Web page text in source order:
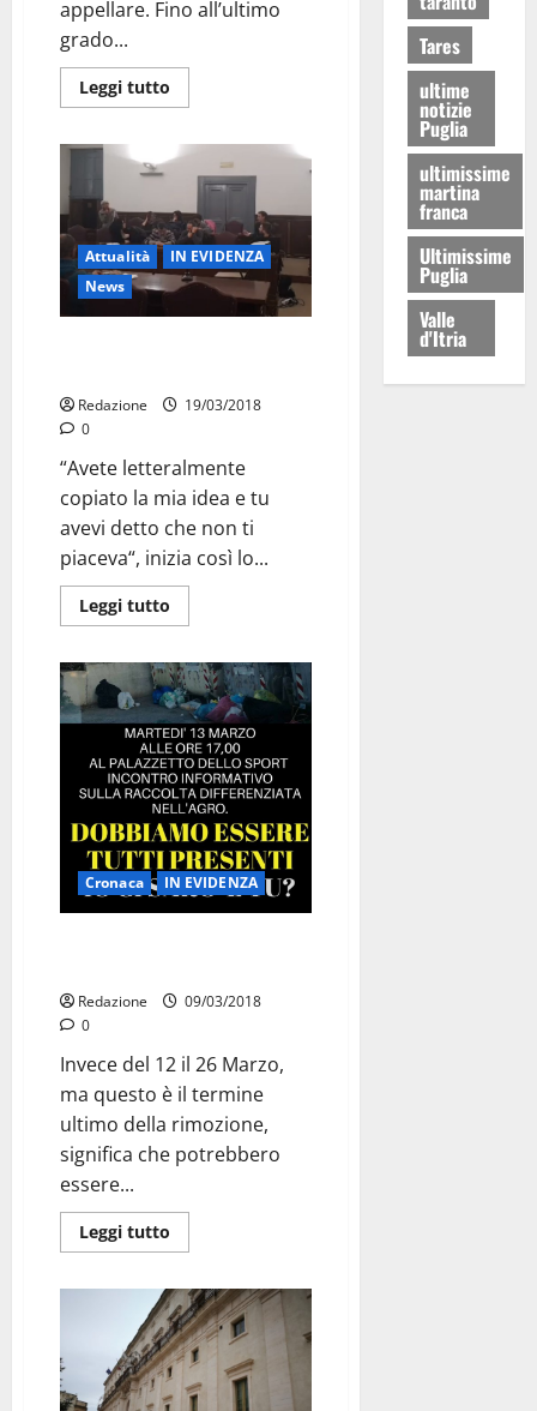
appellare. Fino all’ultimo
grado...
Leggi tutto
Attualità
IN EVIDENZA
News
Redazione
19/03/2018
0
“Avete letteralmente
copiato la mia idea e tu
avevi detto che non ti
piaceva“, inizia così lo...
Leggi tutto
Cronaca IN EVIDENZA
Redazione
09/03/2018
0
Invece del 12 il 26 Marzo,
ma questo è il termine
ultimo della rimozione,
significa che potrebbero
essere...
Leggi tutto
Tares
ultime
notizie
Puglia
ultimissime
martina
franca
Ultimissime
Puglia
Valle
d'Itria